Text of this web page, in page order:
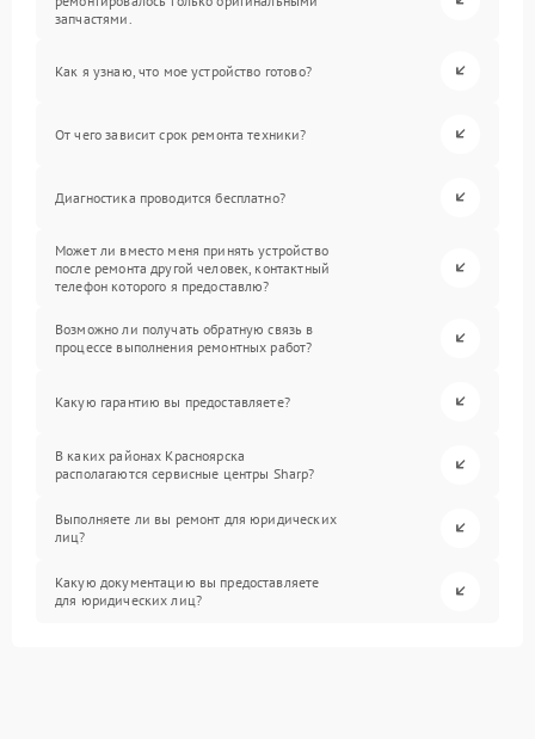
запчастями.
Как я узнаю, что мое устройство готово?
От чего зависит срок ремонта техники?
Диагностика проводится бесплатно?
Может ли вместо меня принять устройство
после ремонта другой человек, контактный
телефон которого я предоставлю?
Возможно ли получать обратную связь в
процессе выполнения ремонтных работ?
Какую гарантию вы предоставляете?
В каких районах Красноярска
располагаются сервисные центры Sharp?
Выполняете ли вы ремонт для юридических
лиц?
Какую документацию вы предоставляете
для юридических лиц?